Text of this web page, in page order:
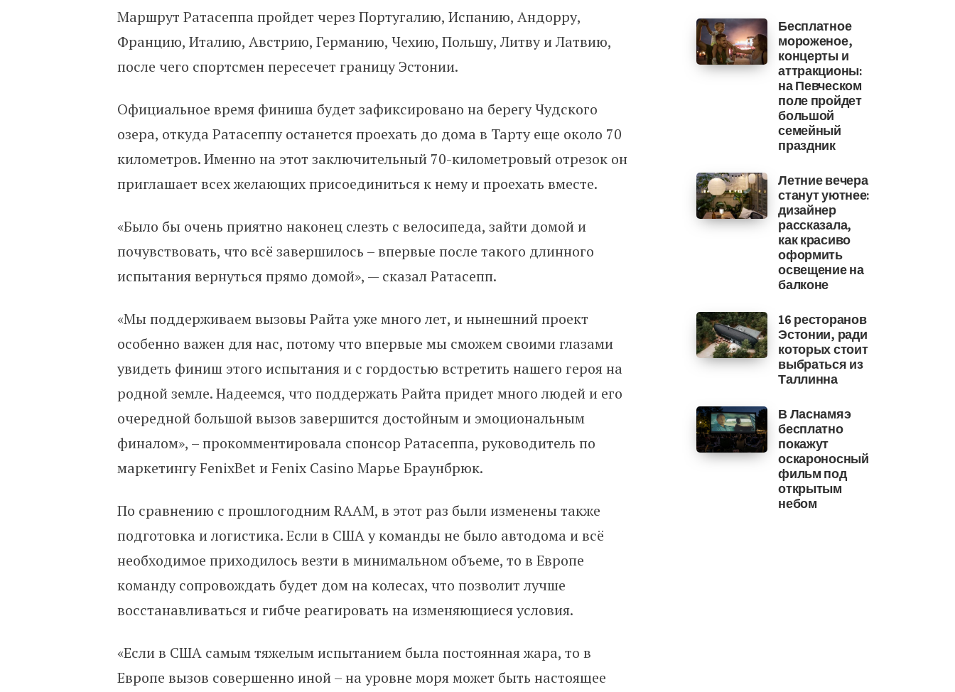
Маршрут Ратасеппа пройдет через Португалию, Испанию, Андорру,
Францию, Италию, Австрию, Германию, Чехию, Польшу, Литву и Латвию,
после чего спортсмен пересечет границу Эстонии.
Официальное время финиша будет зафиксировано на берегу Чудского
озера, откуда Ратасеппу останется проехать до дома в Тарту еще около 70
километров. Именно на этот заключительный 70-километровый отрезок он
приглашает всех желающих присоединиться к нему и проехать вместе.
«Было бы очень приятно наконец слезть с велосипеда, зайти домой и
почувствовать, что всё завершилось – впервые после такого длинного
испытания вернуться прямо домой», — сказал Ратасепп.
«Мы поддерживаем вызовы Райта уже много лет, и нынешний проект
особенно важен для нас, потому что впервые мы сможем своими глазами
увидеть финиш этого испытания и с гордостью встретить нашего героя на
родной земле. Надеемся, что поддержать Райта придет много людей и его
очередной большой вызов завершится достойным и эмоциональным
финалом», – прокомментировала спонсор Ратасеппа, руководитель по
маркетингу FenixBet и Fenix Casino Марье Браунбрюк.
По сравнению с прошлогодним RAAM, в этот раз были изменены также
подготовка и логистика. Если в США у команды не было автодома и всё
необходимое приходилось везти в минимальном объеме, то в Европе
команду сопровождать будет дом на колесах, что позволит лучше
восстанавливаться и гибче реагировать на изменяющиеся условия.
«Если в США самым тяжелым испытанием была постоянная жара, то в
Европе вызов совершенно иной – на уровне моря может быть настоящее
Бесплатное
мороженое,
концерты и
аттракционы:
на Певческом
поле пройдет
большой
семейный
праздник
Летние вечера
станут уютнее:
дизайнер
рассказала,
как красиво
оформить
освещение на
балконе
16 ресторанов
Эстонии, ради
которых стоит
выбраться из
Таллинна
В Ласнамяэ
бесплатно
покажут
оскароносный
фильм под
открытым
небом